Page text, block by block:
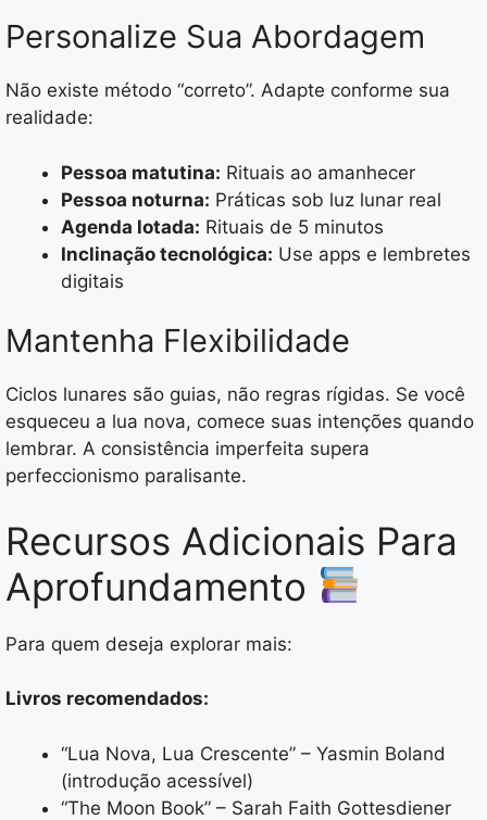
Personalize Sua Abordagem
Não existe método “correto”. Adapte conforme sua
realidade:
Pessoa matutina: Rituais ao amanhecer
Pessoa noturna: Práticas sob luz lunar real
Agenda lotada: Rituais de 5 minutos
Inclinação tecnológica: Use apps e lembretes
digitais
Mantenha Flexibilidade
Ciclos lunares são guias, não regras rígidas. Se você
esqueceu a lua nova, comece suas intenções quando
lembrar. A consistência imperfeita supera
perfeccionismo paralisante.
Recursos Adicionais Para
Aprofundamento
Para quem deseja explorar mais:
Livros recomendados:
“Lua Nova, Lua Crescente” – Yasmin Boland
(introdução acessível)
“The Moon Book” – Sarah Faith Gottesdiener